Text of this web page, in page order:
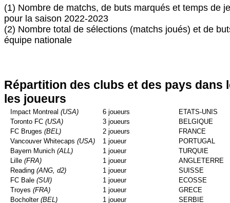
(1) Nombre de matchs, de buts marqués et temps de
pour la saison 2022-2023
(2) Nombre total de sélections (matchs joués) et de
équipe nationale
Répartition des clubs et des pays dans
les joueurs
Impact Montreal (USA)
6 joueurs
Toronto FC (USA)
3 joueurs
FC Bruges (BEL)
2 joueurs
Vancouver Whitecaps (USA)
1 joueur
Bayern Munich (ALL)
1 joueur
Lille (FRA)
1 joueur
Reading (ANG, d2)
1 joueur
FC Bale (SUI)
1 joueur
Troyes (FRA)
1 joueur
Bocholter (BEL)
1 joueur
ETATS-UNIS
BELGIQUE
FRANCE
PORTUGAL
TURQUIE
ANGLETERRE
SUISSE
ECOSSE
GRECE
SERBIE